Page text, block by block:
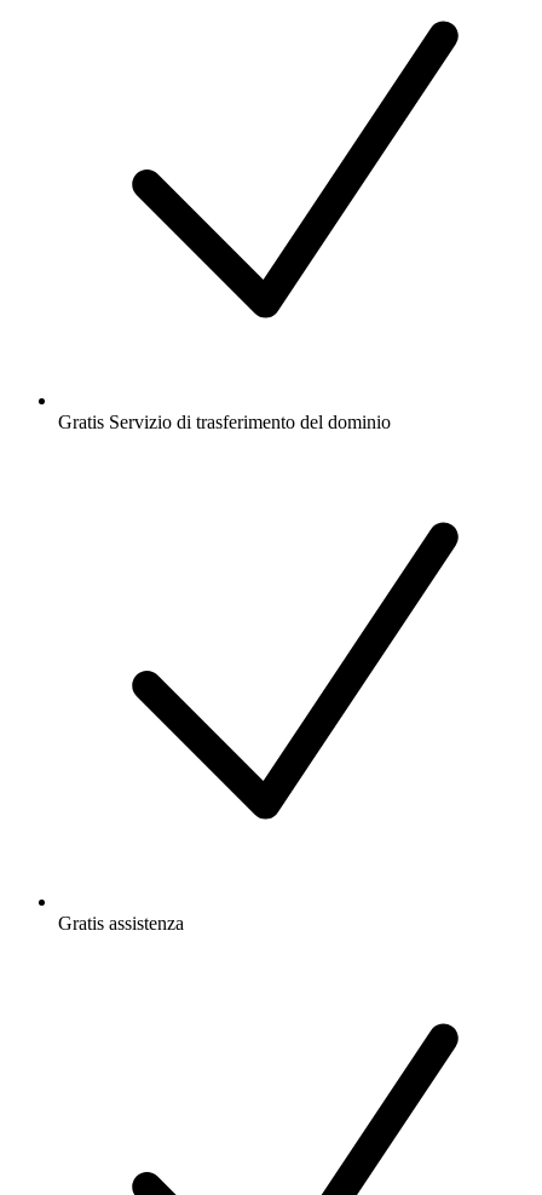
Gratis Servizio di trasferimento del dominio
Gratis assistenza